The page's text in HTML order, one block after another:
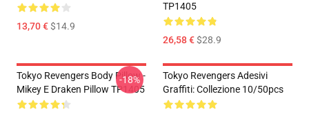
13,70 €$14.9
TP1405
26,58 €$28.9
Tokyo Revengers Body Pillow -
Mikey E Draken Pillow TP1405
-18%
Tokyo Revengers Adesivi
Graffiti: Collezione 10/50pcs